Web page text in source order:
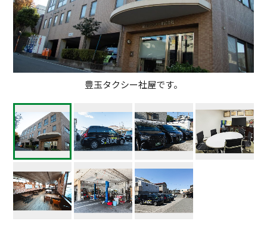
豊玉タクシー社屋です。